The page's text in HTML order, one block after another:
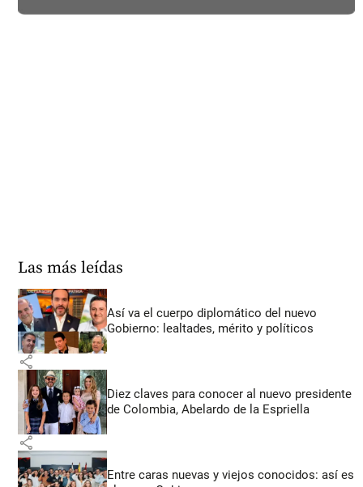
Las más leídas
Así va el cuerpo diplomático del nuevo
Gobierno: lealtades, mérito y políticos
share
Diez claves para conocer al nuevo presidente
de Colombia, Abelardo de la Espriella
share
Entre caras nuevas y viejos conocidos: así es